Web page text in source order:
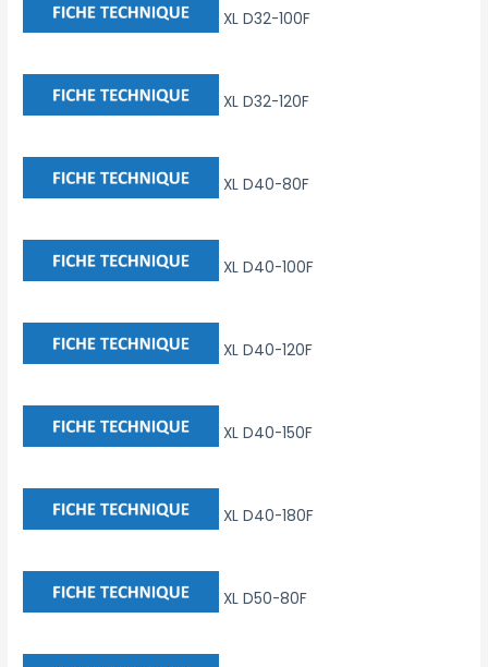
XL D32-100F
XL D32-120F
XL D40-80F
XL D40-100F
XL D40-120F
XL D40-150F
XL D40-180F
XL D50-80F